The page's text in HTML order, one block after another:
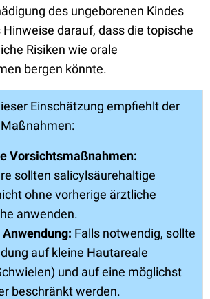
des ungeborenen Kindes
darauf, dass die topische
Risiken wie orale
bergen könnte.
Einschätzung empfiehlt der
Vorsichtsmaßnahmen:
sollten salicylsäurehaltige
ohne vorherige ärztliche
anwenden.
Falls notwendig, sollte
auf kleine Hautareale
und auf eine möglichst
beschränkt werden.